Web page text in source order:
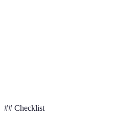
## Checklist